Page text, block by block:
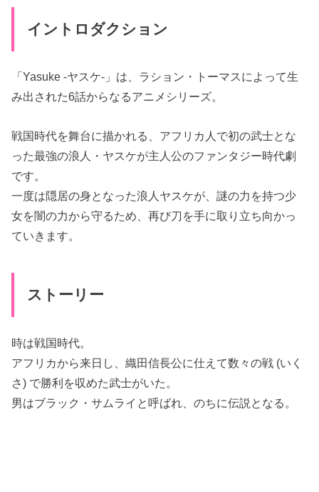
イントロダクション
「Yasuke -ヤスケ-」は、ラション・トーマスによって生
み出された6話からなるアニメシリーズ。
戦国時代を舞台に描かれる、アフリカ人で初の武士とな
った最強の浪人・ヤスケが主人公のファンタジー時代劇
です。
一度は隠居の身となった浪人ヤスケが、謎の力を持つ少
女を闇の力から守るため、再び刀を手に取り立ち向かっ
ていきます。
ストーリー
時は戦国時代。
アフリカから来日し、織田信長公に仕えて数々の戦 (いく
さ) で勝利を収めた武士がいた。
男はブラック・サムライと呼ばれ、のちに伝説となる。